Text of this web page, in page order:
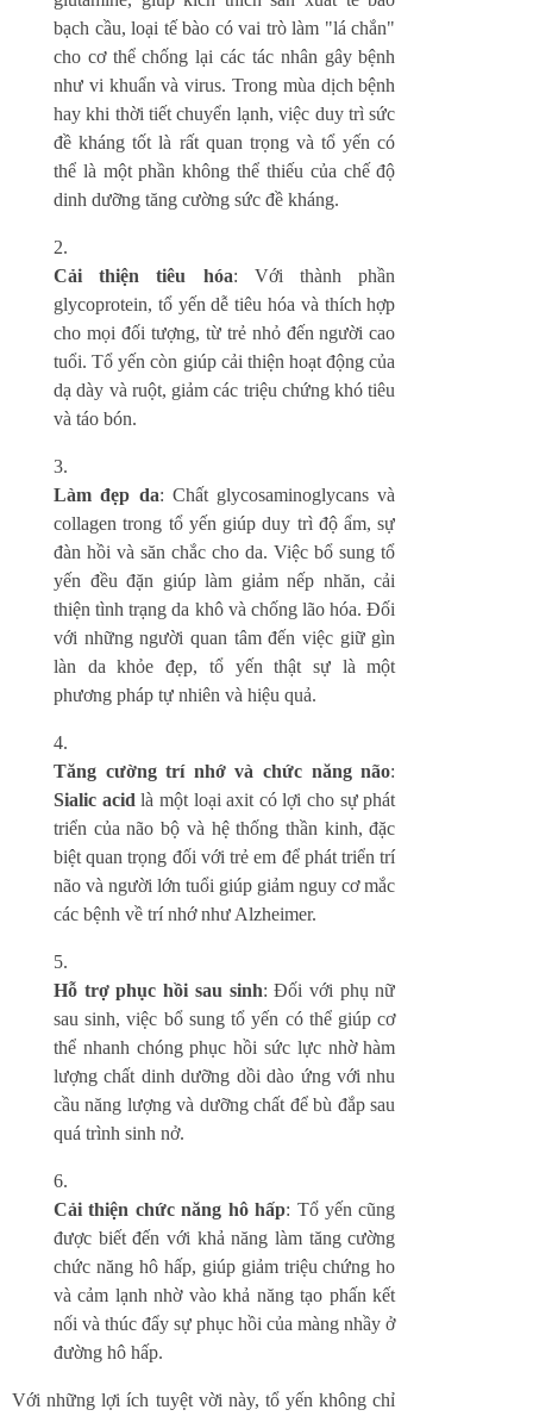
bạch cầu, loại tế bào có vai trò làm "lá chắn"
cho cơ thể chống lại các tác nhân gây bệnh
như vi khuẩn và virus. Trong mùa dịch bệnh
hay khi thời tiết chuyển lạnh, việc duy trì sức
đề kháng tốt là rất quan trọng và tổ yến có
thể là một phần không thể thiếu của chế độ
dinh dưỡng tăng cường sức đề kháng.
Cải thiện tiêu hóa: Với thành phần
glycoprotein, tổ yến dễ tiêu hóa và thích hợp
cho mọi đối tượng, từ trẻ nhỏ đến người cao
tuổi. Tổ yến còn giúp cải thiện hoạt động của
dạ dày và ruột, giảm các triệu chứng khó tiêu
và táo bón.
Làm đẹp da: Chất glycosaminoglycans và
collagen trong tổ yến giúp duy trì độ ẩm, sự
đàn hồi và săn chắc cho da. Việc bổ sung tổ
yến đều đặn giúp làm giảm nếp nhăn, cải
thiện tình trạng da khô và chống lão hóa. Đối
với những người quan tâm đến việc giữ gìn
làn da khỏe đẹp, tổ yến thật sự là một
phương pháp tự nhiên và hiệu quả.
Tăng cường trí nhớ và chức năng não:
Sialic acid là một loại axit có lợi cho sự phát
triển của não bộ và hệ thống thần kinh, đặc
biệt quan trọng đối với trẻ em để phát triển trí
não và người lớn tuổi giúp giảm nguy cơ mắc
các bệnh về trí nhớ như Alzheimer.
Hỗ trợ phục hồi sau sinh: Đối với phụ nữ
sau sinh, việc bổ sung tổ yến có thể giúp cơ
thể nhanh chóng phục hồi sức lực nhờ hàm
lượng chất dinh dưỡng dồi dào ứng với nhu
cầu năng lượng và dưỡng chất để bù đắp sau
quá trình sinh nở.
Cải thiện chức năng hô hấp: Tổ yến cũng
được biết đến với khả năng làm tăng cường
chức năng hô hấp, giúp giảm triệu chứng ho
và cảm lạnh nhờ vào khả năng tạo phấn kết
nối và thúc đẩy sự phục hồi của màng nhầy ở
đường hô hấp.
Với những lợi ích tuyệt vời này, tổ yến không chỉ